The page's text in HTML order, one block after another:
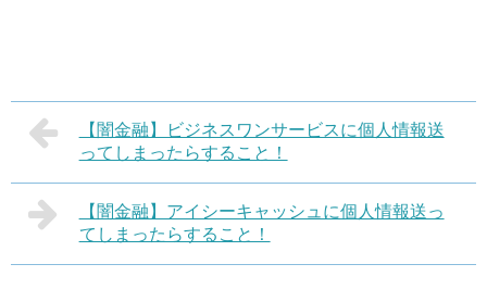
【闇金融】ビジネスワンサービスに個人情報送
ってしまったらすること！
【闇金融】アイシーキャッシュに個人情報送っ
てしまったらすること！